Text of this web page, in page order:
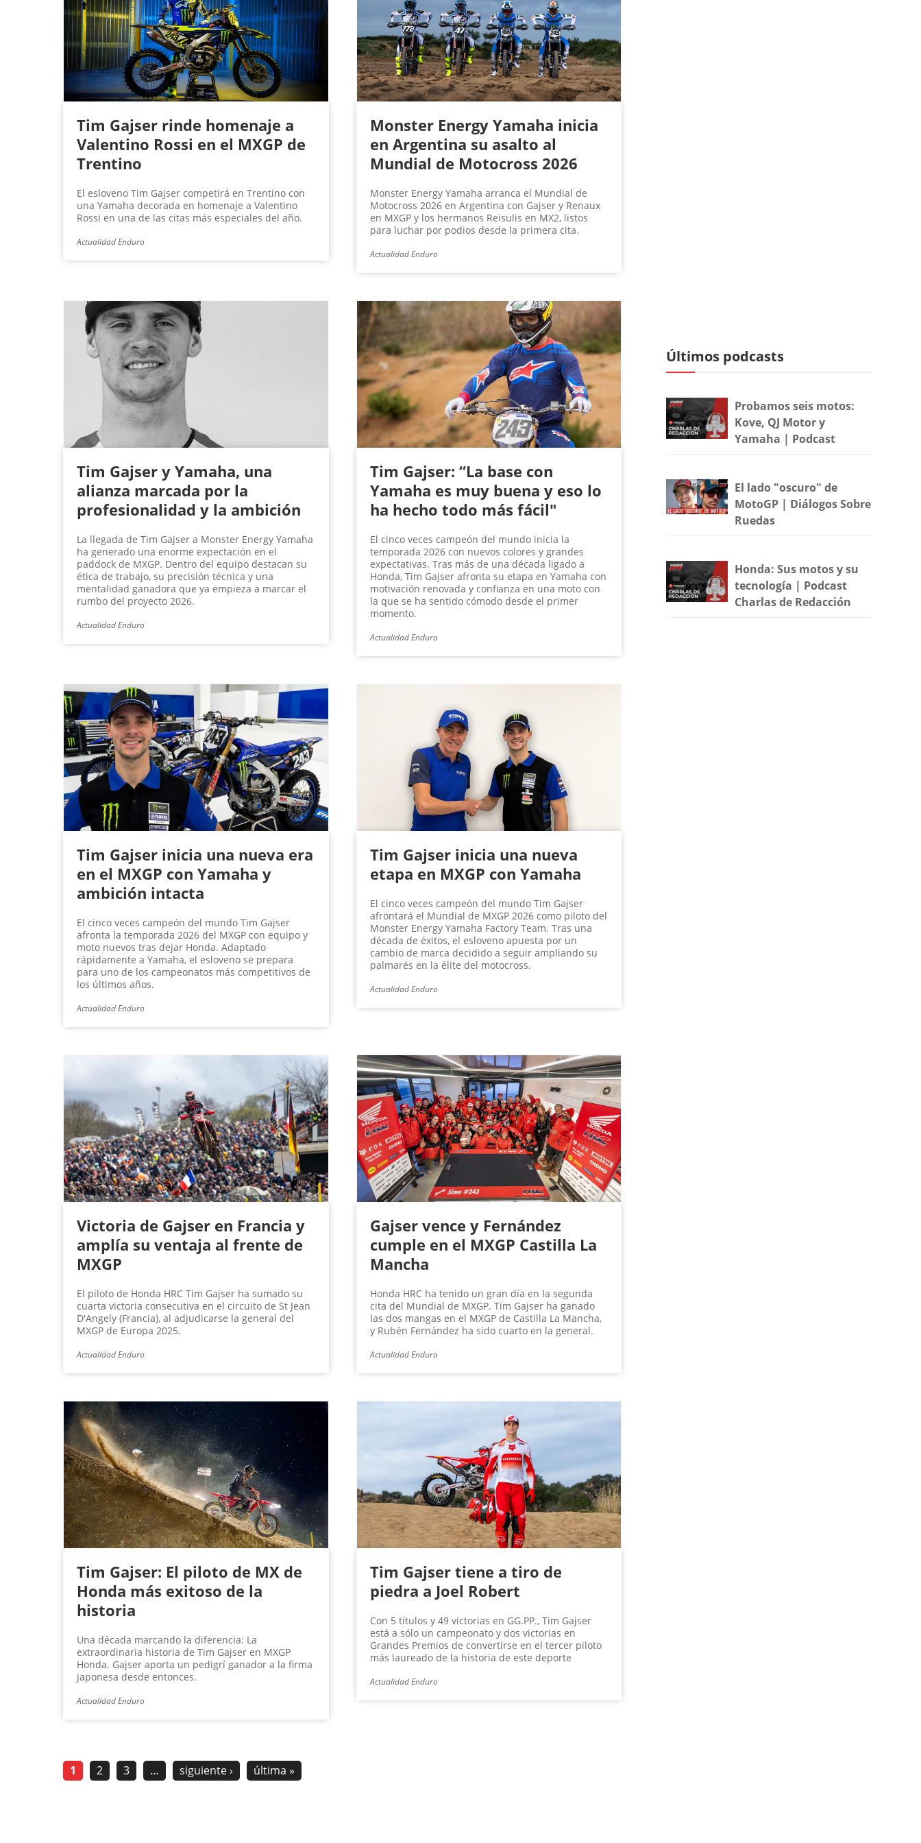
Tim Gajser rinde homenaje a
Valentino Rossi en el MXGP de
Trentino
El esloveno Tim Gajser competirá en Trentino con
una Yamaha decorada en homenaje a Valentino
Rossi en una de las citas más especiales del año.
Actualidad Enduro
Monster Energy Yamaha inicia
en Argentina su asalto al
Mundial de Motocross 2026
Monster Energy Yamaha arranca el Mundial de
Motocross 2026 en Argentina con Gajser y Renaux
en MXGP y los hermanos Reisulis en MX2, listos
para luchar por podios desde la primera cita.
Actualidad Enduro
Tim Gajser y Yamaha, una
alianza marcada por la
profesionalidad y la ambición
La llegada de Tim Gajser a Monster Energy Yamaha
ha generado una enorme expectación en el
paddock de MXGP. Dentro del equipo destacan su
ética de trabajo, su precisión técnica y una
mentalidad ganadora que ya empieza a marcar el
rumbo del proyecto 2026.
Actualidad Enduro
Tim Gajser: “La base con
Yamaha es muy buena y eso lo
ha hecho todo más fácil"
El cinco veces campeón del mundo inicia la
temporada 2026 con nuevos colores y grandes
expectativas. Tras más de una década ligado a
Honda, Tim Gajser afronta su etapa en Yamaha con
motivación renovada y confianza en una moto con
la que se ha sentido cómodo desde el primer
momento.
Actualidad Enduro
Tim Gajser inicia una nueva era
en el MXGP con Yamaha y
ambición intacta
El cinco veces campeón del mundo Tim Gajser
afronta la temporada 2026 del MXGP con equipo y
moto nuevos tras dejar Honda. Adaptado
rápidamente a Yamaha, el esloveno se prepara
para uno de los campeonatos más competitivos de
los últimos años.
Actualidad Enduro
Tim Gajser inicia una nueva
etapa en MXGP con Yamaha
El cinco veces campeón del mundo Tim Gajser
afrontará el Mundial de MXGP 2026 como piloto del
Monster Energy Yamaha Factory Team. Tras una
década de éxitos, el esloveno apuesta por un
cambio de marca decidido a seguir ampliando su
palmarés en la élite del motocross.
Actualidad Enduro
Victoria de Gajser en Francia y
amplía su ventaja al frente de
MXGP
El piloto de Honda HRC Tim Gajser ha sumado su
cuarta victoria consecutiva en el circuito de St Jean
D'Angely (Francia), al adjudicarse la general del
MXGP de Europa 2025.
Actualidad Enduro
Gajser vence y Fernández
cumple en el MXGP Castilla La
Mancha
Honda HRC ha tenido un gran día en la segunda
cita del Mundial de MXGP. Tim Gajser ha ganado
las dos mangas en el MXGP de Castilla La Mancha,
y Rubén Fernández ha sido cuarto en la general.
Actualidad Enduro
Tim Gajser: El piloto de MX de
Honda más exitoso de la
historia
Una década marcando la diferencia: La
extraordinaria historia de Tim Gajser en MXGP
Honda. Gajser aporta un pedigrí ganador a la firma
japonesa desde entonces.
Actualidad Enduro
Tim Gajser tiene a tiro de
piedra a Joel Robert
Con 5 títulos y 49 victorias en GG.PP., Tim Gajser
está a sólo un campeonato y dos victorias en
Grandes Premios de convertirse en el tercer piloto
más laureado de la historia de este deporte
Actualidad Enduro
1 2 3 … siguiente › última »
Últimos podcasts
Probamos seis motos:
Kove, QJ Motor y
Yamaha | Podcast
El lado "oscuro" de
MotoGP | Diálogos Sobre
Ruedas
Honda: Sus motos y su
tecnología | Podcast
Charlas de Redacción